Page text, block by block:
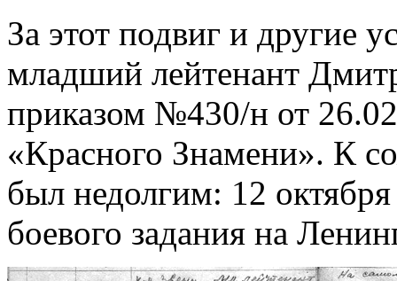
За этот подвиг и другие
младший лейтенант
приказом №430/н от
«Красного Знамени». К
был недолгим: 12
боевого задания на